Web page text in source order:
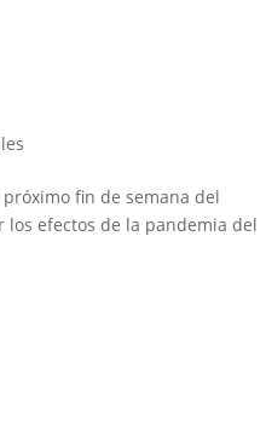
fin de semana del
los efectos de la pandemia del